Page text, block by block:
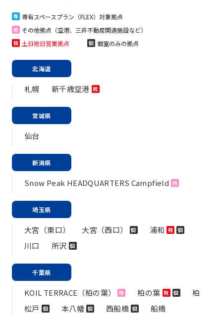
専 専有スペースプラン（FLEX）対象拠点
他 その他拠点（空港、三井不動産関連施設など）
祝 土日祝日営業拠点 個 個室のみの拠点
北海道
札幌 新千歳空港 祝
宮城県
仙台
新潟県
Snow Peak HEADQUARTERS Campfield 他
埼玉県
大宮（東口） 大宮（西口） 個 浦和 祝 個
川口 所沢 個
千葉県
KOIL TERRACE（柏の葉） 他 柏の葉 祝 個
柏
松戸 個 本八幡 個 西船橋 個
船橋